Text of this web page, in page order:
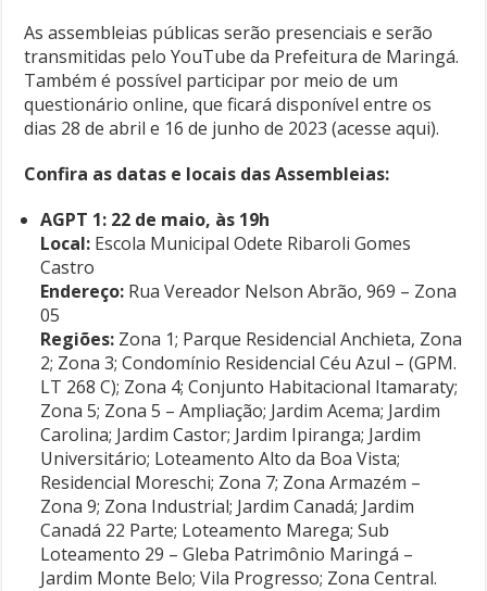
As assembleias públicas serão presenciais e serão
transmitidas pelo YouTube da Prefeitura de Maringá.
Também é possível participar por meio de um
questionário online, que ficará disponível entre os
dias 28 de abril e 16 de junho de 2023 (acesse aqui).
Confira as datas e locais das Assembleias:
AGPT 1: 22 de maio, às 19h
Local: Escola Municipal Odete Ribaroli Gomes
Castro
Endereço: Rua Vereador Nelson Abrão, 969 – Zona
05
Regiões: Zona 1; Parque Residencial Anchieta, Zona
2; Zona 3; Condomínio Residencial Céu Azul – (GPM.
LT 268 C); Zona 4; Conjunto Habitacional Itamaraty;
Zona 5; Zona 5 – Ampliação; Jardim Acema; Jardim
Carolina; Jardim Castor; Jardim Ipiranga; Jardim
Universitário; Loteamento Alto da Boa Vista;
Residencial Moreschi; Zona 7; Zona Armazém –
Zona 9; Zona Industrial; Jardim Canadá; Jardim
Canadá 22 Parte; Loteamento Marega; Sub
Loteamento 29 – Gleba Patrimônio Maringá –
Jardim Monte Belo; Vila Progresso; Zona Central.